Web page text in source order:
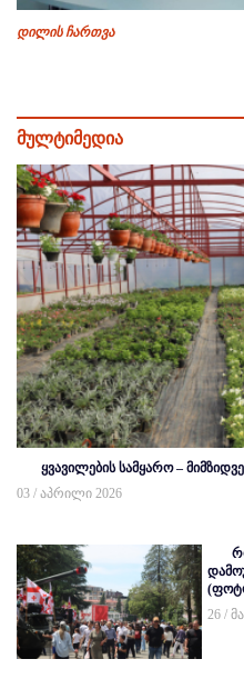
დილის ჩართვა
მულტიმედია
ყვავილების სამყარო –
03 / აპრილი 2026
26 /